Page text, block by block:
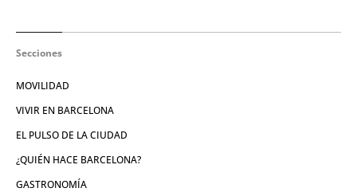
Secciones
MOVILIDAD
VIVIR EN BARCELONA
EL PULSO DE LA CIUDAD
¿QUIÉN HACE BARCELONA?
GASTRONOMÍA